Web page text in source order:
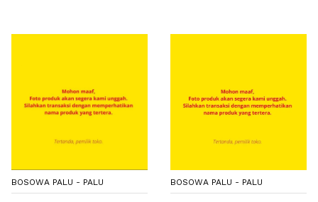
BOSOWA PALU - PALU BOSOWA PALU - PALU